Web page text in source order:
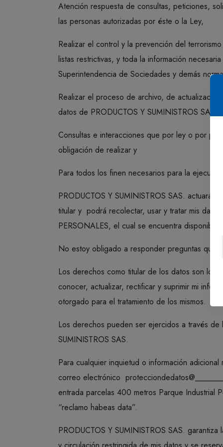
Atención respuesta de consultas, peticiones,
las personas autorizadas por éste o la Ley,
Realizar el control y la prevención del
listas restrictivas, y toda la información
Superintendencia de Sociedades y demás
Realizar el proceso de archivo, de
datos de PRODUCTOS Y SUMINISTROS SAS.;
Consultas e interacciones que por ley o por
obligación de realizar y
Para todos los finen necesarios para la
PRODUCTOS Y SUMINISTROS SAS. actuará
titular y podrá recolectar, usar y tratar mis
PERSONALES, el cual se encuentra disponible
No estoy obligado a responder preguntas que
Los derechos como titular de los datos son los
conocer, actualizar, rectificar y suprimir mi
otorgado para el tratamiento de los mismos.
Los derechos pueden ser ejercidos a través
SUMINISTROS SAS.
Para cualquier inquietud o información
correo electrónico
entrada parcelas 400 metros Parque Industrial
“reclamo habeas data”.
PRODUCTOS Y SUMINISTROS SAS.